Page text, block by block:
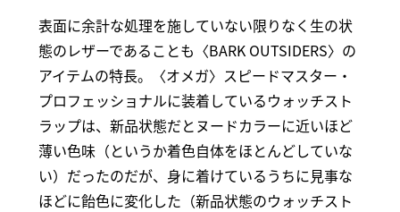
表面に余計な処理を施していない限りなく生の状
態のレザーであることも〈BARK OUTSIDERS〉の
アイテムの特長。〈オメガ〉スピードマスター・
プロフェッショナルに装着しているウォッチスト
ラップは、新品状態だとヌードカラーに近いほど
薄い色味（というか着色自体をほとんどしていな
い）だったのだが、身に着けているうちに見事な
ほどに飴色に変化した（新品状態のウォッチスト